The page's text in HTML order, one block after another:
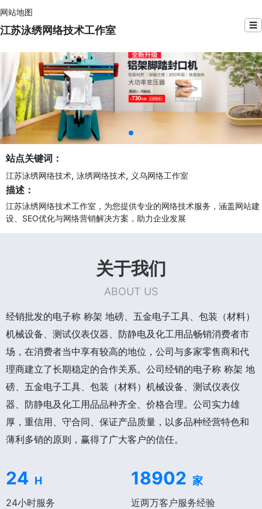
网站地图
江苏泳绣网络技术工作室 ☰
站点关键词：
江苏泳绣网络技术, 泳绣网络技术, 义乌网络工作室
描述：
江苏泳绣网络技术工作室，为您提供专业的网络技术服务，涵盖网站建
设、SEO优化与网络营销解决方案，助力企业发展
关于我们
ABOUT US
经销批发的电子称 称架 地磅、五金电子工具、包装（材料）
机械设备、测试仪表仪器、防静电及化工用品畅销消费者市
场，在消费者当中享有较高的地位，公司与多家零售商和代
理商建立了长期稳定的合作关系。公司经销的电子称 称架 地
磅、五金电子工具、包装（材料）机械设备、测试仪表仪
器、防静电及化工用品品种齐全、价格合理。公司实力雄
厚，重信用、守合同、保证产品质量，以多品种经营特色和
薄利多销的原则，赢得了广大客户的信任。
24 H
24小时服务
18902 家
近两万客户服务经验